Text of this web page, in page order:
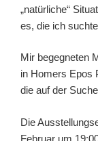
„natürliche“
es, die ich
Mir begegneten
in Homers Epos
die auf der
Die
Februar um